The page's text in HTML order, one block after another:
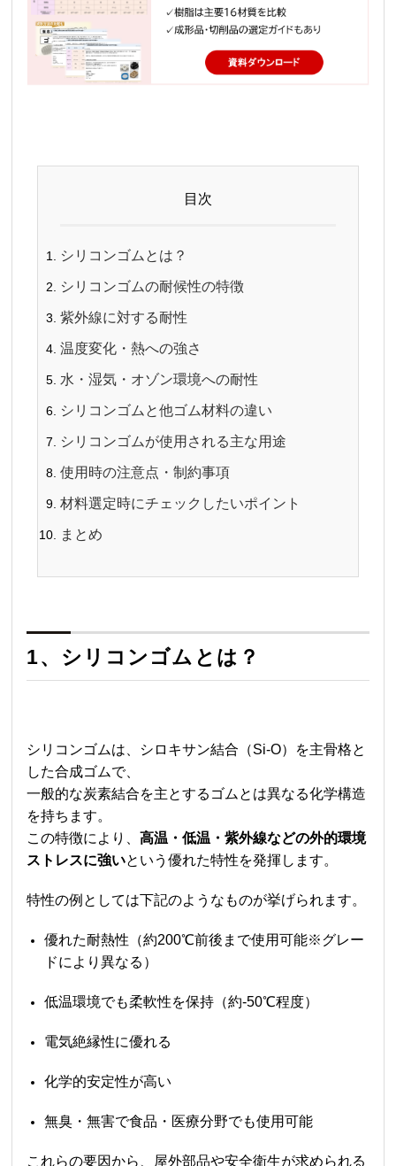
目次
シリコンゴムとは？
シリコンゴムの耐候性の特徴
紫外線に対する耐性
温度変化・熱への強さ
水・湿気・オゾン環境への耐性
シリコンゴムと他ゴム材料の違い
シリコンゴムが使用される主な用途
使用時の注意点・制約事項
材料選定時にチェックしたいポイント
まとめ
1、シリコンゴムとは？
シリコンゴムは、シロキサン結合（Si-O）を主骨格と
した合成ゴムで、
一般的な炭素結合を主とするゴムとは異なる化学構造
を持ちます。
この特徴により、高温・低温・紫外線などの外的環境
ストレスに強いという優れた特性を発揮します。
特性の例としては下記のようなものが挙げられます。
優れた耐熱性（約200℃前後まで使用可能※グレー
ドにより異なる）
低温環境でも柔軟性を保持（約-50℃程度）
電気絶縁性に優れる
化学的安定性が高い
無臭・無害で食品・医療分野でも使用可能
これらの要因から、屋外部品や安全衛生が求められる